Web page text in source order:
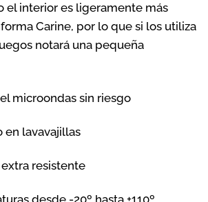
el interior es ligeramente más
Carine, por lo que si los utiliza
notará una pequeña
microondas sin riesgo
en lavavajillas
resistente